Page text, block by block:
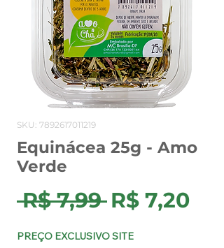
SKU: 7892617011219
Equinácea 25g - Amo
Verde
R$ 7,99 Preço
normal
R$ 7,20
PREÇO EXCLUSIVO SITE